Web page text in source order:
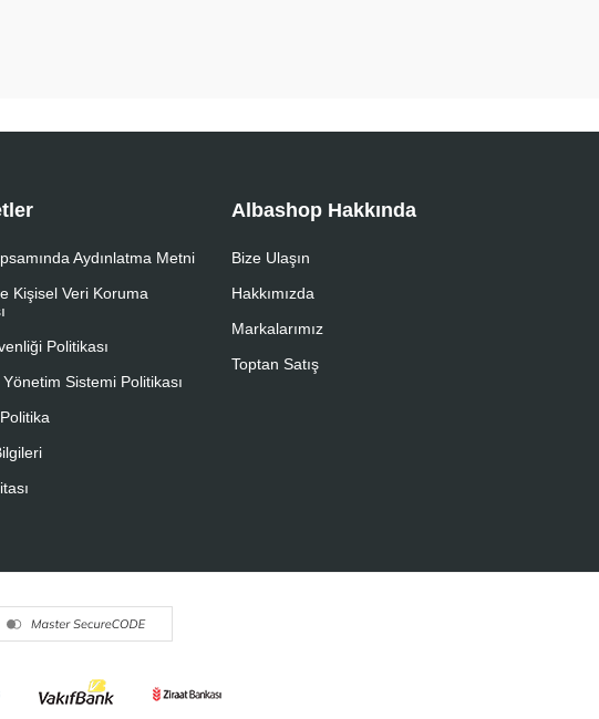
Aydınlatma Metni
Kişisel Veri Koruma
Politikası
Sistemi Politikası
Albashop Hakkında
Bize Ulaşın
Hakkımızda
Markalarımız
Toptan Satış